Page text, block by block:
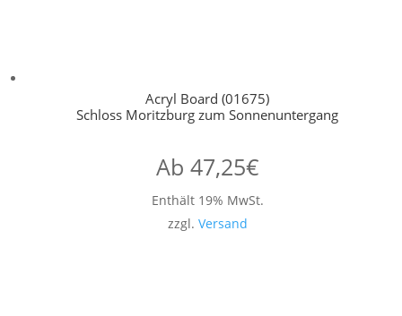
Acryl Board (01675)
Schloss Moritzburg zum Sonnenuntergang
Ab 47,25€
Enthält 19% MwSt.
zzgl. Versand